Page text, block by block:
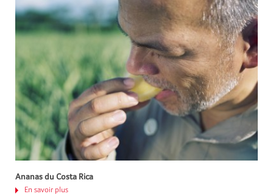
Ananas du Costa Rica
En savoir plus